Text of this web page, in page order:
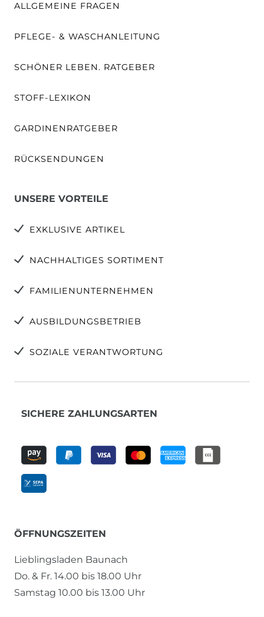
ALLGEMEINE FRAGEN
PFLEGE- & WASCHANLEITUNG
SCHÖNER LEBEN. RATGEBER
STOFF-LEXIKON
GARDINENRATGEBER
RÜCKSENDUNGEN
UNSERE VORTEILE
EXKLUSIVE ARTIKEL
NACHHALTIGES SORTIMENT
FAMILIENUNTERNEHMEN
AUSBILDUNGSBETRIEB
SOZIALE VERANTWORTUNG
SICHERE ZAHLUNGSARTEN
ÖFFNUNGSZEITEN
Lieblingsladen Baunach
Do. & Fr. 14.00 bis 18.00 Uhr
Samstag 10.00 bis 13.00 Uhr